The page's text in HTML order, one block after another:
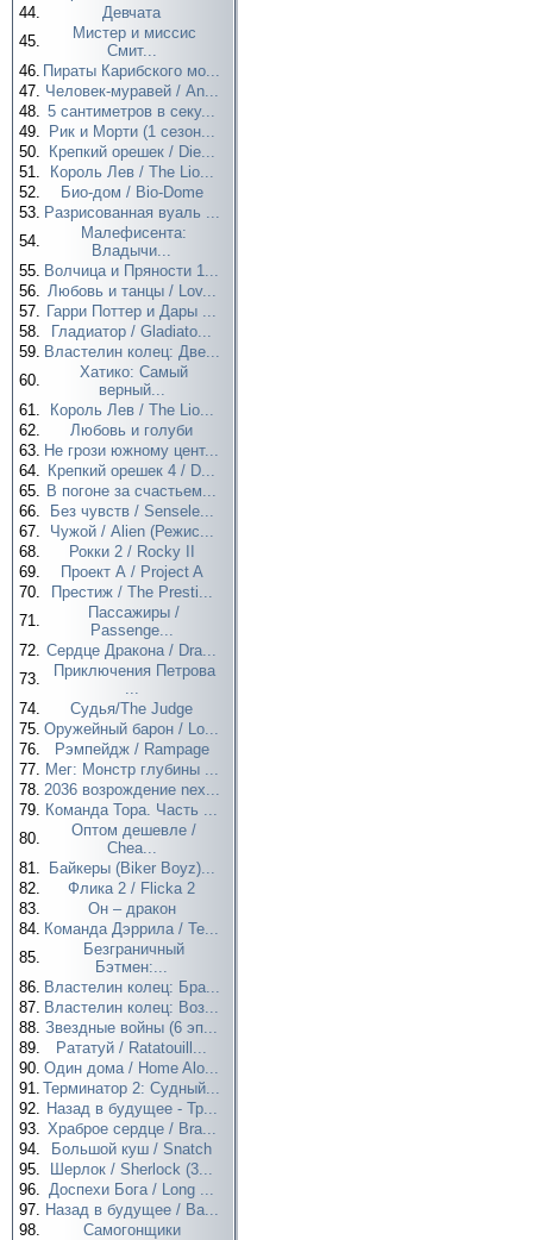
44.
Девчата
45.
Мистер и миссис
Смит...
46. Пираты Карибского мо...
47. Человек-муравей / An...
48. 5 сантиметров в секу...
49.
Рик и Морти (1 сезон...
50.
Крепкий орешек / Die...
51.
Король Лев / The Lio...
52.
Био-дом / Bio-Dome
53. Разрисованная вуаль ...
54.
Малефисента:
Владычи...
55. Волчица и Пряности 1...
56. Любовь и танцы / Lov...
57. Гарри Поттер и Дары ...
58.
Гладиатор / Gladiato...
59. Властелин колец: Две...
60.
Хатико: Самый
верный...
61.
Король Лев / The Lio...
62.
Любовь и голуби
63. Не грози южному цент...
64. Крепкий орешек 4 / D...
65. В погоне за счастьем...
66.
Без чувств / Sensele...
67.
Чужой / Alien (Режис...
68.
Рокки 2 / Rocky II
69.
Проект А / Project A
70.
Престиж / The Presti...
71.
Пассажиры /
Passenge...
72. Сердце Дракона / Dra...
73.
Приключения Петрова
...
74.
Судья/The Judge
75. Оружейный барон / Lo...
76.
Рэмпейдж / Rampage
77. Мег: Монстр глубины ...
78. 2036 возрождение nex...
79. Команда Тора. Часть ...
80.
Оптом дешевле /
Chea...
81.
Байкеры (Biker Boyz)...
82.
Флика 2 / Flicka 2
83.
Он – дракон
84. Команда Дэррила / Te...
85.
Безграничный
Бэтмен:...
86. Властелин колец: Бра...
87. Властелин колец: Воз...
88. Звездные войны (6 эп...
89.
Рататуй / Ratatouill...
90. Один дома / Home Alo...
91. Терминатор 2: Судный...
92. Назад в будущее - Тр...
93. Храброе сердце / Bra...
94.
Большой куш / Snatch
95.
Шерлок / Sherlock (3...
96. Доспехи Бога / Long ...
97. Назад в будущее / Ba...
98.
Самогонщики